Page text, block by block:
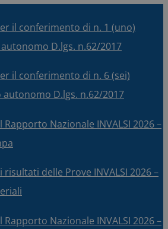
il conferimento di n. 1 (uno)
D.lgs. n.62/2017
il conferimento di n. 6 (sei)
D.lgs. n.62/2017
Nazionale INVALSI 2026 –
delle Prove INVALSI 2026 –
Nazionale INVALSI 2026 –